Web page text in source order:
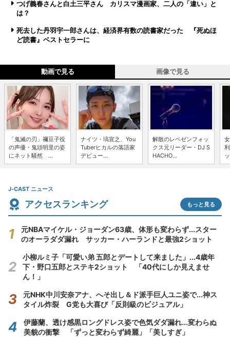
つげ義春さんと白土三平さん カリスマ漫画家、二人の「違い」と
は？
死去した丹羽宇一郎さんは、経済界有数の読書家だった 『死ぬほ
ど読書』ベストセラーに
動画で見る 画像で見る
「鬼滅の刃」禰豆子役
の声優・鬼頭明里の姿
にネット騒然 ...
ナイツ・塙宣之、You
Tuberヒカルの落語家
デビュー...
解散のレペゼンフォッ
クス元リーダー・DJ S
HACHO...
J-CAST ニュース
アクセスランキング もっと見る
元NBAマイケル・ジョーダン63歳、体形も変わらず...スター
のオーラダダ漏れ サッカー・ハーランドと最強2ショット
小柳ルミ子「可愛い弟 五郎とデートして来ました」...4歳年
下・野口五郎とステキ2ショット 「40代にしか見えませ
ん！」
元NHK中川安奈アナ、へそ出し＆ド派手巨人ユニ姿で...神ス
タイル炸裂 G党も大喜び「反則級のビジュアル」
伊藤蘭、透け感黒ロングドレス姿で色気ダダ漏れ...変わらぬ
美貌の衝撃 「ずっと変わらず綺麗」「美しすぎ」